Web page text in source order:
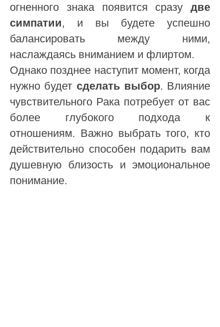
огненного знака появится сразу две
симпатии, и вы будете успешно
балансировать между ними,
наслаждаясь вниманием и флиртом.
Однако позднее наступит момент, когда
нужно будет сделать выбор. Влияние
чувствительного Рака потребует от вас
более глубокого подхода к
отношениям. Важно выбрать того, кто
действительно способен подарить вам
душевную близость и эмоциональное
понимание.